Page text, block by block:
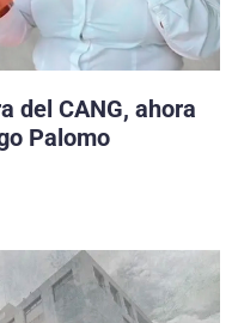
del CANG, ahora
Palomo